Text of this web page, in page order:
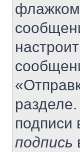
флажком
подпись